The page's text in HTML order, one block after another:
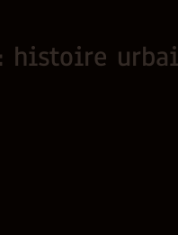
histoire